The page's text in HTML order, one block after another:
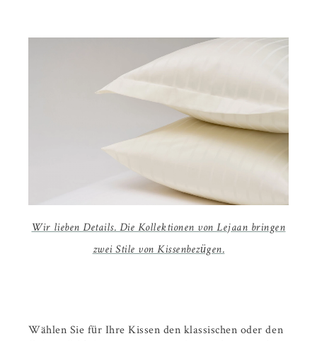
Wir lieben Details. Die Kollektionen von Lejaan bringen
zwei Stile von Kissenbezügen.
Wählen Sie für Ihre Kissen den klassischen oder den